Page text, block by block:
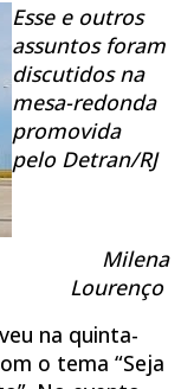
Esse e outros
assuntos foram
discutidos na
mesa-redonda
promovida
pelo Detran/RJ
Milena
Lourenço
na quinta-
o tema “Seja